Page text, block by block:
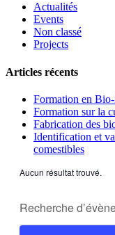
Actualités
Events
Non classé
Projects
Articles récents
Formation en
Formation sur la
Fabrication des
Identification et
comestibles
Aucun résultat trouvé.
et
navigation
mot-